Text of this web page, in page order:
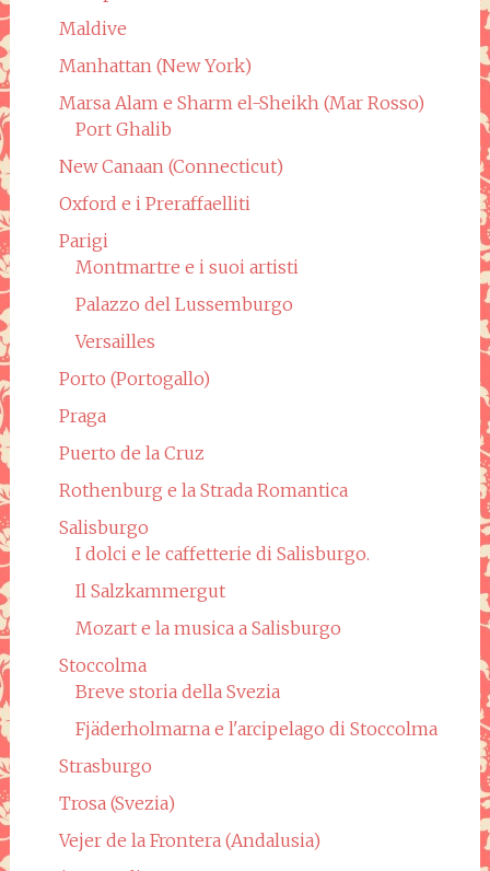
Maldive
Manhattan (New York)
Marsa Alam e Sharm el-Sheikh (Mar Rosso)
Port Ghalib
New Canaan (Connecticut)
Oxford e i Preraffaelliti
Parigi
Montmartre e i suoi artisti
Palazzo del Lussemburgo
Versailles
Porto (Portogallo)
Praga
Puerto de la Cruz
Rothenburg e la Strada Romantica
Salisburgo
I dolci e le caffetterie di Salisburgo.
Il Salzkammergut
Mozart e la musica a Salisburgo
Stoccolma
Breve storia della Svezia
Fjäderholmarna e l'arcipelago di Stoccolma
Strasburgo
Trosa (Svezia)
Vejer de la Frontera (Andalusia)